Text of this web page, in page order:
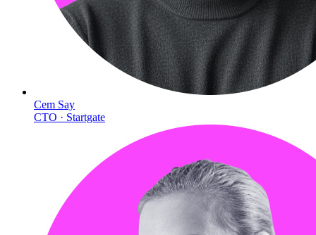
Cem Say
CTO · Startgate